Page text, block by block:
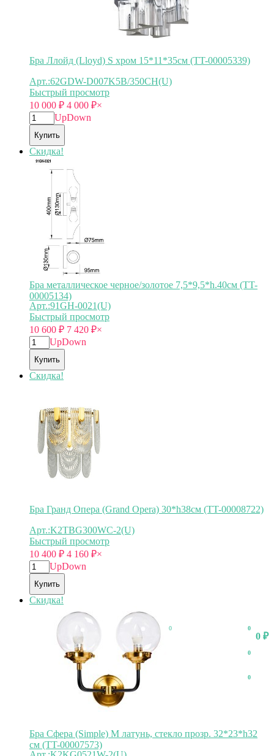
0
0 ₽
0
0
0
Бра Ллойд (Lloyd) S хром 15*11*35см (TT-00005339)
Арт.:62GDW-D007K5B/350CH(U)
Быстрый просмотр
10 000 ₽ 4 000 ₽×
UpDown
Купить
Скидка!
Бра металлическое черное/золотое 7,5*9,5*h.40см (TT-
00005134)
Арт.:91GH-0021(U)
Быстрый просмотр
10 600 ₽ 7 420 ₽×
UpDown
Купить
Скидка!
Бра Гранд Опера (Grand Opera) 30*h38см (TT-00008722)
Арт.:K2TBG300WC-2(U)
Быстрый просмотр
10 400 ₽ 4 160 ₽×
UpDown
Купить
Скидка!
Бра Сфера (Simple) M латунь, стекло прозр. 32*23*h32
см (TT-00007573)